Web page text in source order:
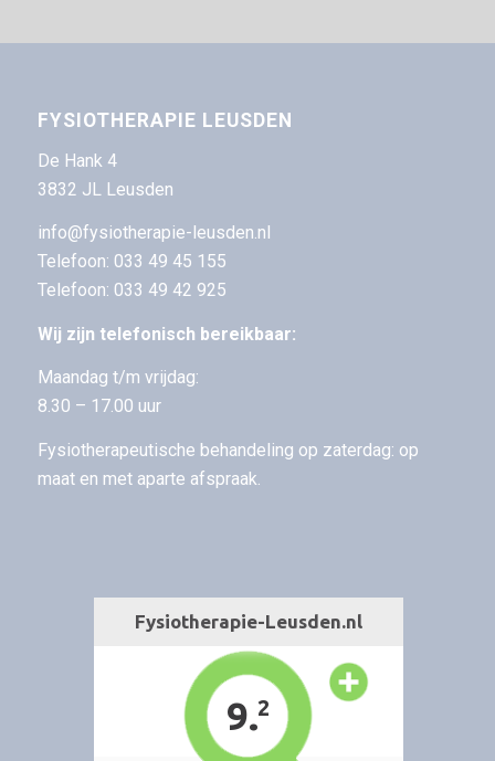
FYSIOTHERAPIE LEUSDEN
De Hank 4
3832 JL Leusden
info@fysiotherapie-leusden.nl
Telefoon: 033 49 45 155
Telefoon: 033 49 42 925
Wij zijn telefonisch bereikbaar:
Maandag t/m vrijdag:
8.30 – 17.00 uur
Fysiotherapeutische behandeling op zaterdag: op
maat en met aparte afspraak.